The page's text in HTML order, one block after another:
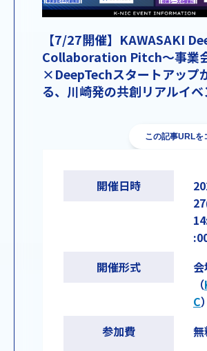
【7/27開催】KAWASAKI
Collaboration Pitch〜事業
×DeepTechスタートアップ
る、川崎発の共創リアルイベ
この記事URLを
開催日時
開催形式
（
C）
参加費